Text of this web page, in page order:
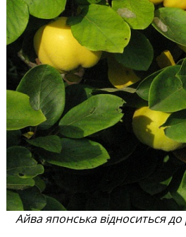
Айва японська відноситься